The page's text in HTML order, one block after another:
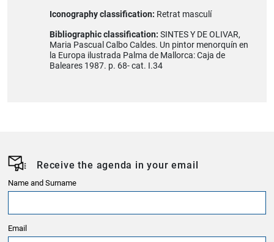
Iconography classification: Retrat masculí
Bibliographic classification: SINTES Y DE OLIVAR,
Maria Pascual Calbo Caldes. Un pintor menorquín en
la Europa ilustrada Palma de Mallorca: Caja de
Baleares 1987. p. 68- cat. I.34
Receive the agenda in your email
Name and Surname
Email